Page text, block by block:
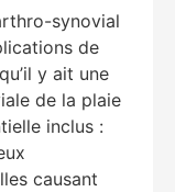
synovial
de
y ait une
de la plaie
inclus :
causant